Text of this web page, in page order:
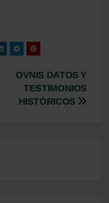
OVNIS DATOS Y
TESTIMONIOS
HISTÓRICOS